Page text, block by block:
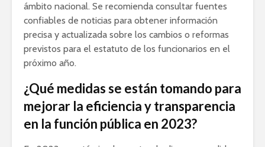
ámbito nacional. Se recomienda consultar fuentes
confiables de noticias para obtener información
precisa y actualizada sobre los cambios o reformas
previstos para el estatuto de los funcionarios en el
próximo año.
¿Qué medidas se están tomando para
mejorar la eficiencia y transparencia
en la función pública en 2023?